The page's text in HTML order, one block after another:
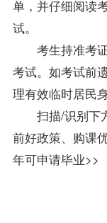
单，并仔细阅读
试。
考生持准考
考试。如考试前
理有效临时居民
扫描/识别下
前好政策、购课
年可申请毕业>>